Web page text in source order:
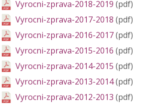
Vyrocni-zprava-2018-2019 (pdf)
Vyrocni-zprava-2017-2018 (pdf)
Vyrocni-zprava-2016-2017(pdf)
Vyrocni-zprava-2015-2016 (pdf)
Vyrocni-zprava-2014-2015 (pdf)
Vyrocni-zprava-2013-2014(pdf)
Vyrocni-zprava-2012-2013 (pdf)